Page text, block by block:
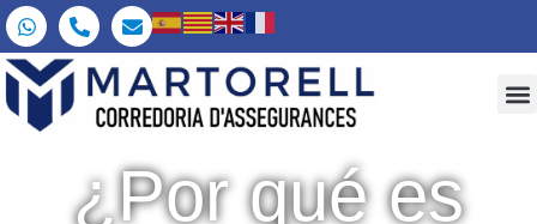
¿Por qué es